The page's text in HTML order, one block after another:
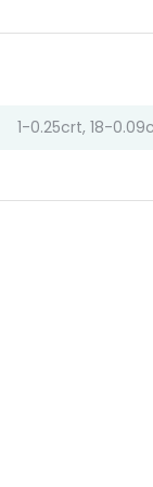
1-0.25crt, 18-